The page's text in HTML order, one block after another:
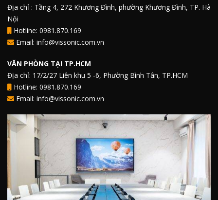
Địa chỉ : Tầng 4, 272 Khương Đình, phường Khương Đình, TP. Hà
Nội
Hotline: 0981.870.169
Email: info@vissonic.com.vn
VĂN PHÒNG TẠI TP.HCM
Địa chỉ: 17/2/27 Liên khu 5 -6, Phường Bình Tân, TP.HCM
Hotline: 0981.870.169
Email: info@vissonic.com.vn